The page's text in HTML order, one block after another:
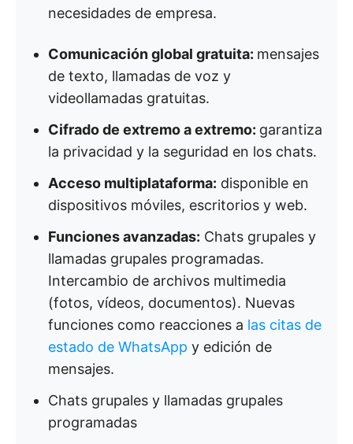
necesidades de empresa.
Comunicación global gratuita: mensajes
de texto, llamadas de voz y
videollamadas gratuitas.
Cifrado de extremo a extremo: garantiza
la privacidad y la seguridad en los chats.
Acceso multiplataforma: disponible en
dispositivos móviles, escritorios y web.
Funciones avanzadas: Chats grupales y
llamadas grupales programadas.
Intercambio de archivos multimedia
(fotos, vídeos, documentos). Nuevas
funciones como reacciones a las citas de
estado de WhatsApp y edición de
mensajes.
Chats grupales y llamadas grupales
programadas